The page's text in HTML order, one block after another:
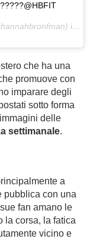
Una foto pubblicata da Hannah Bronfman (@hannahbronfman) in data:
che ha una
promuove con
imparare degli
sotto forma
delle
settimanale.
a
pubblica con una
fan amano le
la corsa, la fatica
vicino e